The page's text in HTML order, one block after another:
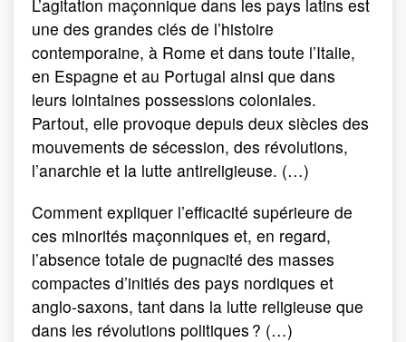
L’agitation maçonnique dans les pays latins est
une des grandes clés de l’histoire
contemporaine, à Rome et dans toute l’Italie,
en Espagne et au Portugal ainsi que dans
leurs lointaines possessions coloniales.
Partout, elle provoque depuis deux siècles des
mouvements de sécession, des révolutions,
l’anarchie et la lutte antireligieuse. (…)
Comment expliquer l’efficacité supérieure de
ces minorités maçonniques et, en regard,
l’absence totale de pugnacité des masses
compactes d’initiés des pays nordiques et
anglo-saxons, tant dans la lutte religieuse que
dans les révolutions politiques ? (…)